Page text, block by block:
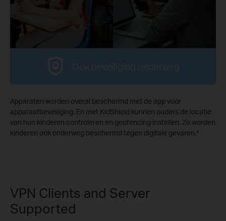
Apparaten worden overal beschermd met de app voor
apparaatbeveiliging. En met KidShield kunnen ouders de locatie
van hun kinderen controleren en geofencing instellen. Zo worden
kinderen ook onderweg beschermd tegen digitale gevaren.*
VPN Clients and Server
Supported